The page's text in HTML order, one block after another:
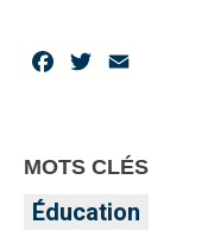
Facebook
Twitter
MOTS CLÉS
Éducation